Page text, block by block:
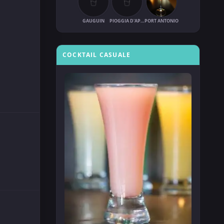
GAUGUIN PIOGGIA D'APRILEPORT ANTONIO
COCKTAIL CASUALE